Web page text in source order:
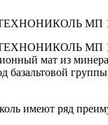
МП
МП
мат из
базальтовой
имеют ряд